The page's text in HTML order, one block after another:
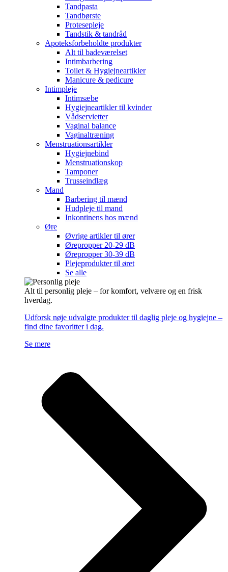
Tandpasta
Tandbørste
Protesepleje
Tandstik & tandråd
Apoteksforbeholdte produkter
Alt til badeværelset
Intimbarbering
Toilet & Hygiejneartikler
Manicure & pedicure
Intimpleje
Intimsæbe
Hygiejneartikler til kvinder
Vådservietter
Vaginal balance
Vaginaltræning
Menstruationsartikler
Hygiejnebind
Menstruationskop
Tamponer
Trusseindlæg
Mand
Barbering til mænd
Hudpleje til mand
Inkontinens hos mænd
Øre
Øvrige artikler til ører
Ørepropper 20-29 dB
Ørepropper 30-39 dB
Plejeprodukter til øret
Se alle
Alt til personlig pleje – for komfort, velvære og en frisk
hverdag.
Udforsk nøje udvalgte produkter til daglig pleje og hygiejne –
find dine favoritter i dag.
Se mere